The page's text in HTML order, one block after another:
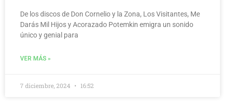
De los discos de Don Cornelio y la Zona, Los Visitantes, Me
Darás Mil Hijos y Acorazado Potemkin emigra un sonido
único y genial para
VER MÁS »
7 diciembre, 2024 16:52